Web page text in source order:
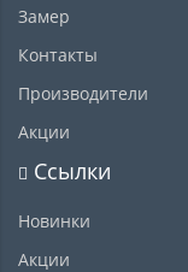
Замер
Контакты
Производители
Акции
Ссылки
Новинки
Акции